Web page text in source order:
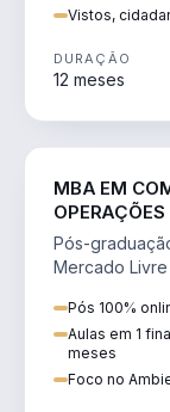
Vistos,
DURAÇÃO
12 meses
MBA EM
Pós-
Mercado Livre
Pós 100%
Aulas em 1
meses
Foco no